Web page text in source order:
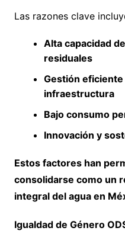
Las razones clave
Alta capacidad
residuales
Gestión
infraestructura
Bajo consumo
Innovación y
Estos factores han
consolidarse como un
integral del agua en
Igualdad de Género